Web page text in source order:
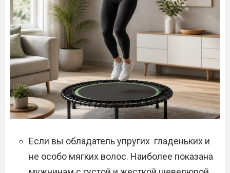
Если вы обладатель упругих гладеньких и
не особо мягких волос. Наиболее показана